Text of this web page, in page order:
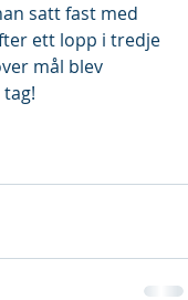
satt fast med
ett lopp i tredje
mål blev
tag!